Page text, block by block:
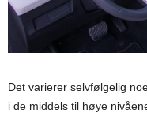
Det varierer selvfølgelig
i de middels til høye